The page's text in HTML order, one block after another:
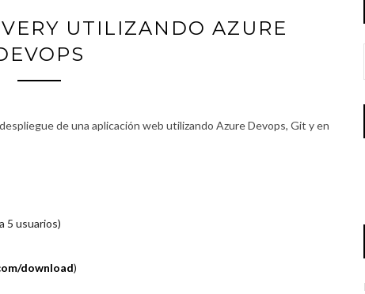
UTILIZANDO AZURE
de una aplicación web utilizando Azure Devops, Git y en
5 usuarios)
download)